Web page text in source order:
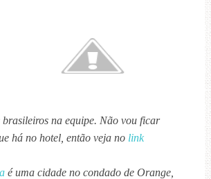
na equipe. Não vou ficar
há no hotel, então veja no link
é uma cidade no condado de Orange,